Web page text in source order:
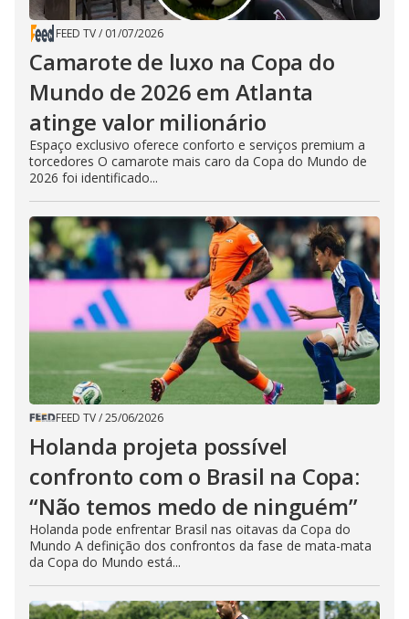
FEED TV/ 01/07/2026
Camarote de luxo na Copa do
Mundo de 2026 em Atlanta
atinge valor milionário
Espaço exclusivo oferece conforto e serviços premium a
torcedores O camarote mais caro da Copa do Mundo de
2026 foi identificado...
FEED TV/25/06/2026
Holanda projeta possível
confronto com o Brasil na Copa:
“Não temos medo de ninguém”
Holanda pode enfrentar Brasil nas oitavas da Copa do
Mundo A definição dos confrontos da fase de mata-mata
da Copa do Mundo está...